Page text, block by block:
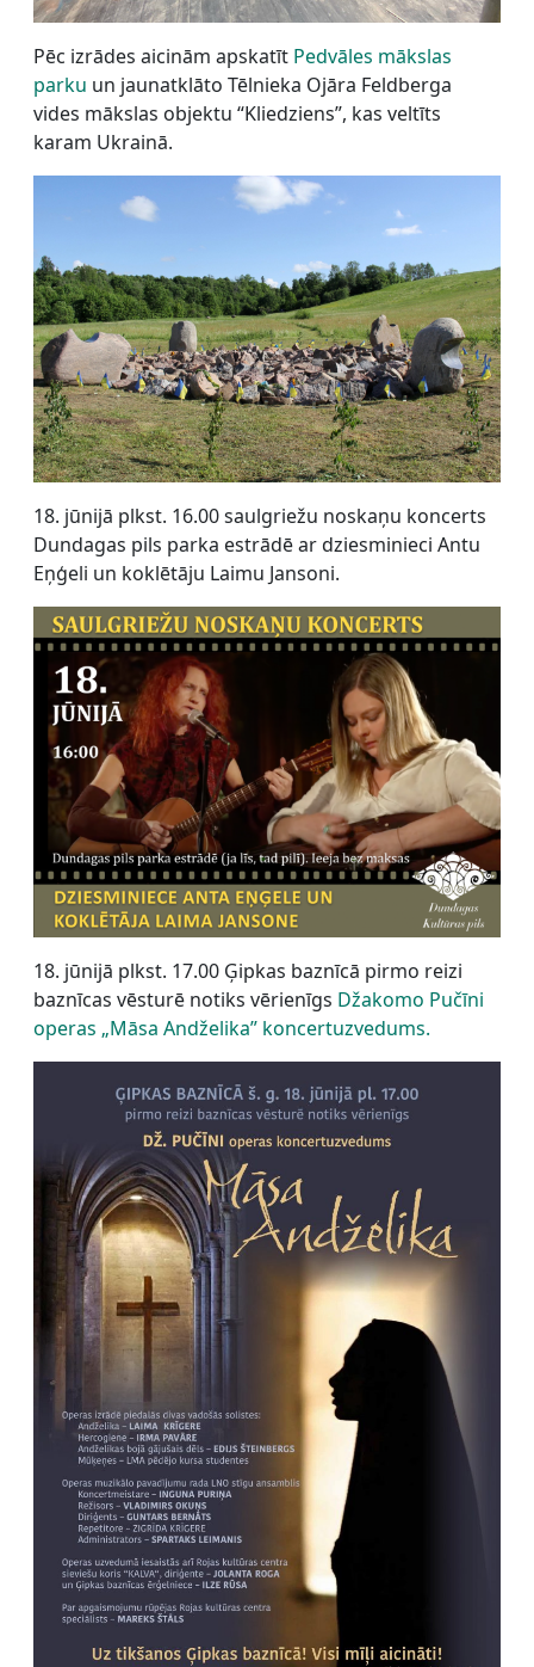
Pēc izrādes aicinām apskatīt Pedvāles mākslas
parku un jaunatklāto Tēlnieka Ojāra Feldberga
vides mākslas objektu “Kliedziens”, kas veltīts
karam Ukrainā.
18. jūnijā plkst. 16.00 saulgriežu noskaņu koncerts
Dundagas pils parka estrādē ar dziesminieci Antu
Eņģeli un koklētāju Laimu Jansoni.
18. jūnijā plkst. 17.00 Ģipkas baznīcā pirmo reizi
baznīcas vēsturē notiks vērienīgs Džakomo Pučīni
operas „Māsa Andželika” koncertuzvedums.